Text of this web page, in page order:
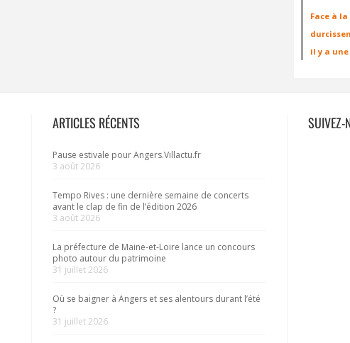
Face à
il y a
ARTICLES RÉCENTS
Pause estivale pour Angers.Villactu.fr
3 août 2026
Tempo Rives : une dernière semaine de concerts
avant le clap de fin de l’édition 2026
3 août 2026
La préfecture de Maine-et-Loire lance un concours
photo autour du patrimoine
31 juillet 2026
Où se baigner à Angers et ses alentours durant l’été
?
31 juillet 2026
SUIVEZ-